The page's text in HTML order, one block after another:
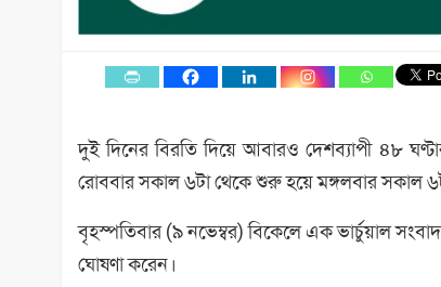
দুই দিনের বিরতি দিয়ে আবারও দেশব্যাপী ৪৮
রোববার সকাল ৬টা থেকে শুরু হয়ে মঙ্গলবার সকাল
বৃহস্পতিবার (৯ নভেম্বর) বিকেলে এক ভার্চুয়াল
ঘোষণা করেন।